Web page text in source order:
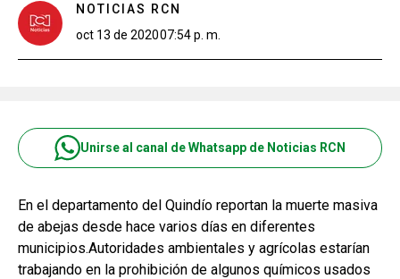
NOTICIAS RCN
oct 13 de 202007:54 p. m.
Unirse al canal de Whatsapp de Noticias RCN
En el departamento del Quindío reportan la muerte masiva
de abejas desde hace varios días en diferentes
municipios.Autoridades ambientales y agrícolas estarían
trabajando en la prohibición de algunos químicos usados